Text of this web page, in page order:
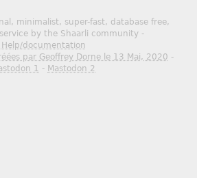
minimalist, super-fast, database free,
by the Shaarli community -
Help/documentation
par Geoffrey Dorne le 13 Mai, 2020 -
1 - Mastodon 2